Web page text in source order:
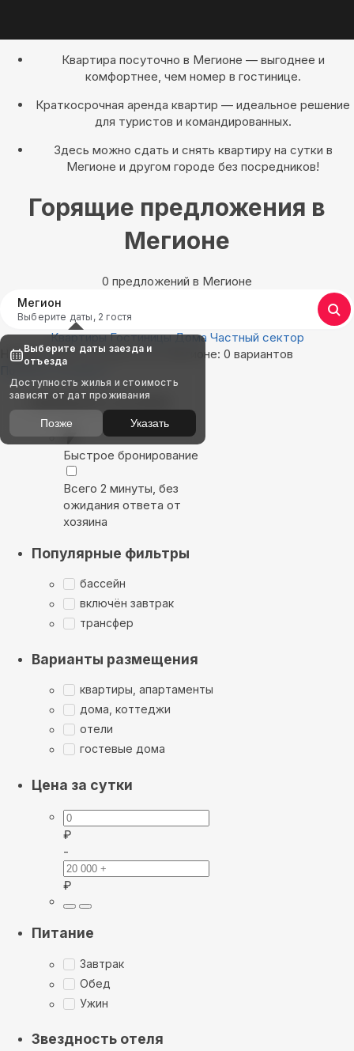
Квартира посуточно в Мегионе — выгоднее и
комфортнее, чем номер в гостинице.
Краткосрочная аренда квартир — идеальное решение
для туристов и командированных.
Здесь можно сдать и снять квартиру на сутки в
Мегионе и другом городе без посредников!
Горящие предложения в
Мегионе
0 предложений в Мегионе
Мегион
Выберите даты, 2 гостя
Квартиры Гостиницы Дома Частный сектор
Найдём, где остановиться в Мегионе: 0 вариантов
Показать на карте
Выбирайте лучшее
Быстрое бронирование
Всего 2 минуты, без
ожидания ответа от
хозяина
Популярные фильтры
бассейн
включён завтрак
трансфер
Варианты размещения
квартиры, апартаменты
дома, коттеджи
отели
гостевые дома
Цена за сутки
₽
-
₽
Питание
Завтрак
Обед
Ужин
Звездность отеля
Выберите даты заезда и
отъезда
Доступность жилья и стоимость
зависят от дат проживания
Позже Указать